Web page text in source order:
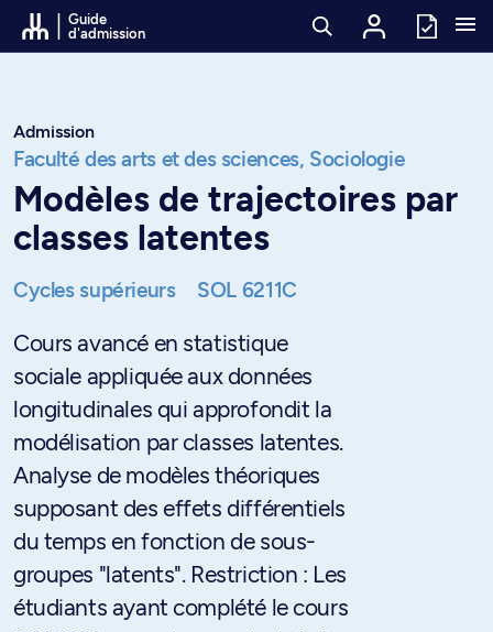
Passer au contenu
Guide
d'admission
Admission
Faculté des arts et des sciences, Sociologie
Modèles de trajectoires par
classes latentes
Cycles supérieurs SOL 6211C
Cours avancé en statistique
sociale appliquée aux données
longitudinales qui approfondit la
modélisation par classes latentes.
Analyse de modèles théoriques
supposant des effets différentiels
du temps en fonction de sous-
groupes "latents". Restriction : Les
étudiants ayant complété le cours